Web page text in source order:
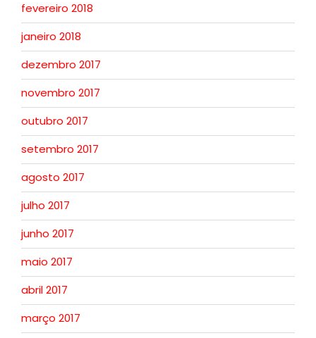
fevereiro 2018
janeiro 2018
dezembro 2017
novembro 2017
outubro 2017
setembro 2017
agosto 2017
julho 2017
junho 2017
maio 2017
abril 2017
março 2017